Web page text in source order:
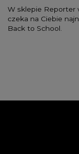
W sklepie Reporter
czeka na Ciebie
Back to School.